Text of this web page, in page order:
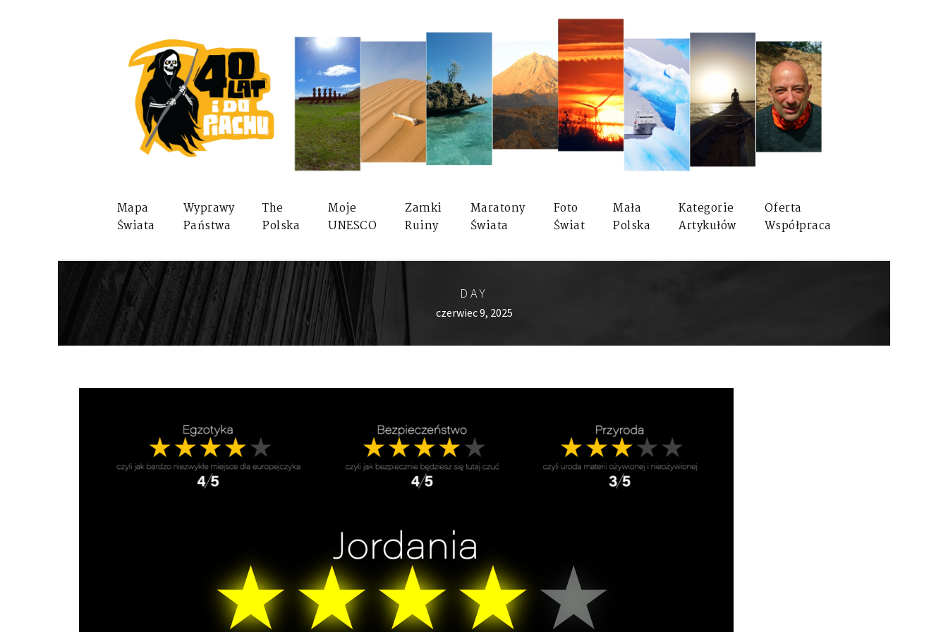
Mapa
Świata
Wyprawy
Państwa
The
Polska
Moje
UNESCO
Zamki
Ruiny
Maratony
Świata
Foto
Świat
Mała
Polska
Kategorie
Artykułów
Oferta
Współpraca
DAY
czerwiec 9, 2025